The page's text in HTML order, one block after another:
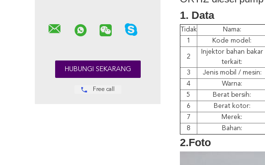
Free call
1. Data
Tidak Nama:
1
Kode model:
2
Injektor bahan bakar
terkait:
3 Jenis mobil / mesin:
4
Warna:
5
Berat bersih:
6
Berat kotor:
7
Merek:
8
Bahan:
2.Foto